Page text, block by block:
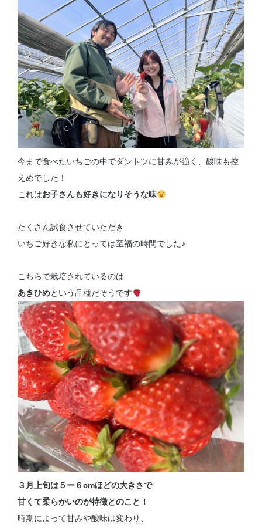
今まで食べたいちごの中でダントツに甘みが強く、酸味も控
えめでした！
これはお子さんも好きになりそうな味
たくさん試食させていただき
いちご好きな私にとっては至福の時間でした♪
こちらで栽培されているのは
あきひめという品種だそうです
３月上旬は５ー６cmほどの大きさで
甘くて柔らかいのが特徴とのこと！
時期によって甘みや酸味は変わり、